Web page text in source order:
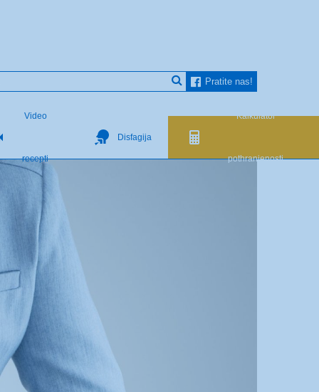
Pratite nas!
Video
recepti
Disfagija
Kalkulator
pothranjenosti